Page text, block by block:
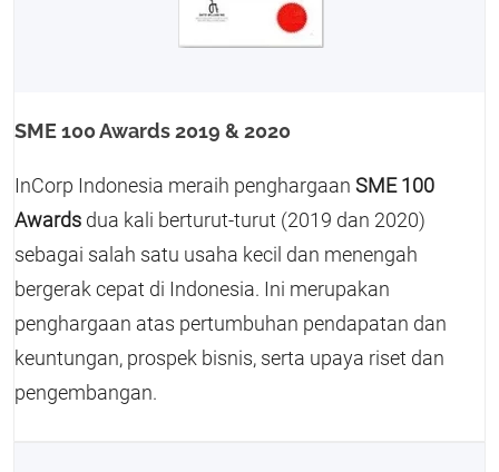
SME 100 Awards 2019 & 2020
InCorp Indonesia meraih penghargaan SME 100
Awards dua kali berturut-turut (2019 dan 2020)
sebagai salah satu usaha kecil dan menengah
bergerak cepat di Indonesia. Ini merupakan
penghargaan atas pertumbuhan pendapatan dan
keuntungan, prospek bisnis, serta upaya riset dan
pengembangan.